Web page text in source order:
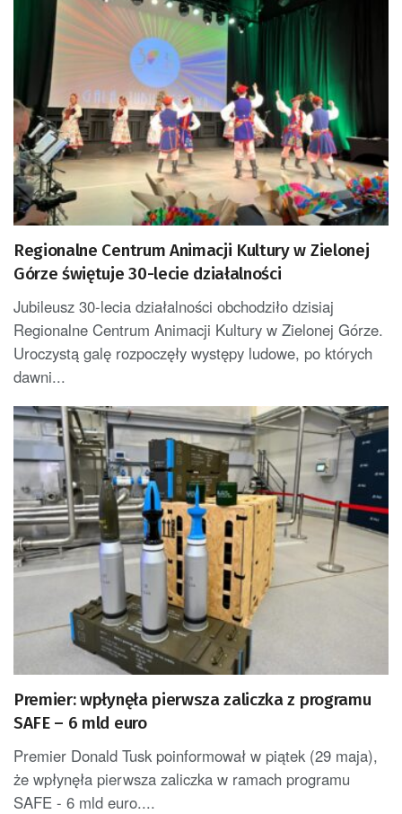
Regionalne Centrum Animacji Kultury w Zielonej
Górze świętuje 30-lecie działalności
Jubileusz 30-lecia działalności obchodziło dzisiaj
Regionalne Centrum Animacji Kultury w Zielonej Górze.
Uroczystą galę rozpoczęły występy ludowe, po których
dawni...
Premier: wpłynęła pierwsza zaliczka z programu
SAFE – 6 mld euro
Premier Donald Tusk poinformował w piątek (29 maja),
że wpłynęła pierwsza zaliczka w ramach programu
SAFE - 6 mld euro....